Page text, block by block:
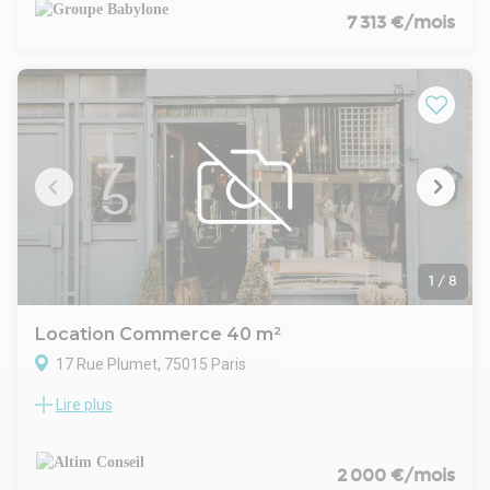
du 15e arrondissement de Paris, secteur Beaugrenelle.
d'aménagement sont disponibles dans les photos afin
d'illustrer les différentes possibilités d'exploitation des lieux.
Ce bien constitue une opportunité rare pour développer un
projet sur mesure dans un secteur dynamique et recherché.
7 313 €/mois
1 / 8
Location Commerce 40 m²
17 Rue Plumet, 75015 Paris
Proche de toutes commodités, Dans un immeuble récent,
surface d'environ 40 m2, répartie en 2 grands bureaux et
sanitaire.
Lire plus
2 000 €/mois